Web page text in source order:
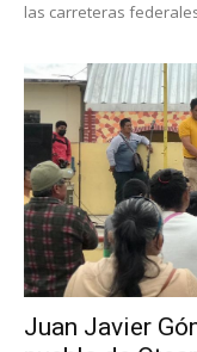
las carreteras
Juan Javier